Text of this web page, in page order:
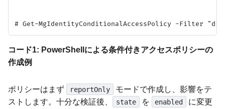
コード1: PowerShellによる条件付きアクセスポリシーの
作成例
ポリシーはまず reportOnly
モードで作成し、影響をテ
ストします。十分な検証後、
state を enabled
に変更